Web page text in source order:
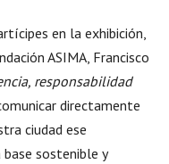
en la exhibición,
ASIMA, Francisco
responsabilidad
directamente
ciudad ese
sostenible y